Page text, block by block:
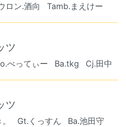
ロン.酒向 Tamb.まえけー
ツ
べってぃー Ba.tkg Cj.田中
ツ
Gt.くっすん
Ba.池田守